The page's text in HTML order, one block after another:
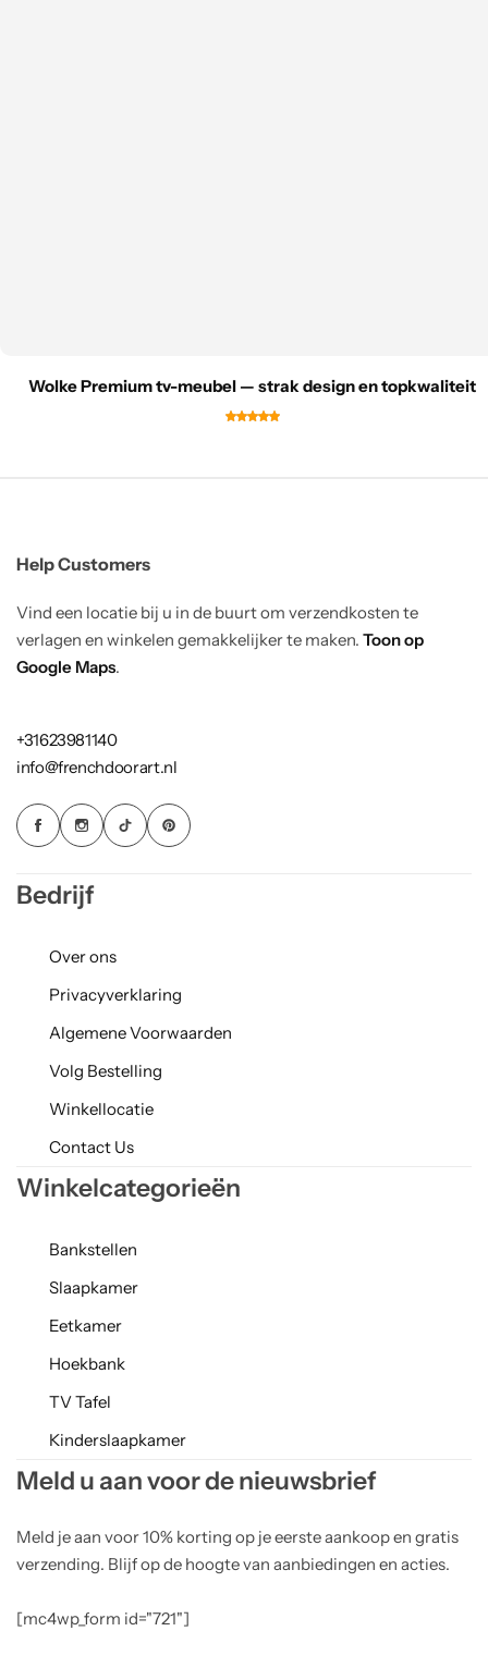
Wolke Premium tv-meubel — strak design en topkwaliteit
Help Customers
Vind een locatie bij u in de buurt om verzendkosten te
verlagen en winkelen gemakkelijker te maken. Toon op
Google Maps.
+31623981140
info@frenchdoorart.nl
Bedrijf
Over ons
Privacyverklaring
Algemene Voorwaarden
Volg Bestelling
Winkellocatie
Contact Us
Winkelcategorieën
Bankstellen
Slaapkamer
Eetkamer
Hoekbank
TV Tafel
Kinderslaapkamer
Meld u aan voor de nieuwsbrief
Meld je aan voor 10% korting op je eerste aankoop en gratis
verzending. Blijf op de hoogte van aanbiedingen en acties.
[mc4wp_form id="721"]